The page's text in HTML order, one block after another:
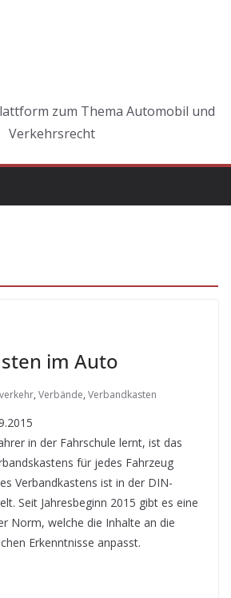
zum Thema Automobil und
Verkehrsrecht
im Auto
, Verbände, Verbandkasten
in der Fahrschule lernt, ist das
für jedes Fahrzeug
Verbandkastens ist in der DIN-
Seit Jahresbeginn 2015 gibt es eine
Norm, welche die Inhalte an die
Erkenntnisse anpasst.